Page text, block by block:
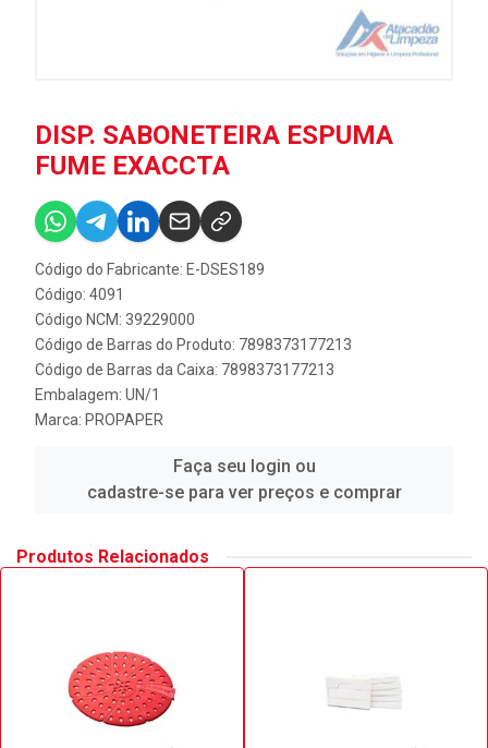
DISP. SABONETEIRA ESPUMA
FUME EXACCTA
Código do Fabricante: E-DSES189
Código: 4091
Código NCM: 39229000
Código de Barras do Produto: 7898373177213
Código de Barras da Caixa: 7898373177213
Embalagem: UN/1
Marca: PROPAPER
Faça seu login ou
cadastre-se para ver preços e comprar
Produtos Relacionados